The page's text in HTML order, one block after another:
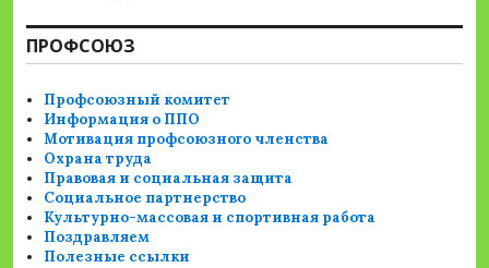
ПРОФСОЮЗ
Профсоюзный комитет
Информация о ППО
Мотивация профсоюзного членства
Охрана труда
Правовая и социальная защита
Социальное партнерство
Культурно-массовая и спортивная работа
Поздравляем
Полезные ссылки